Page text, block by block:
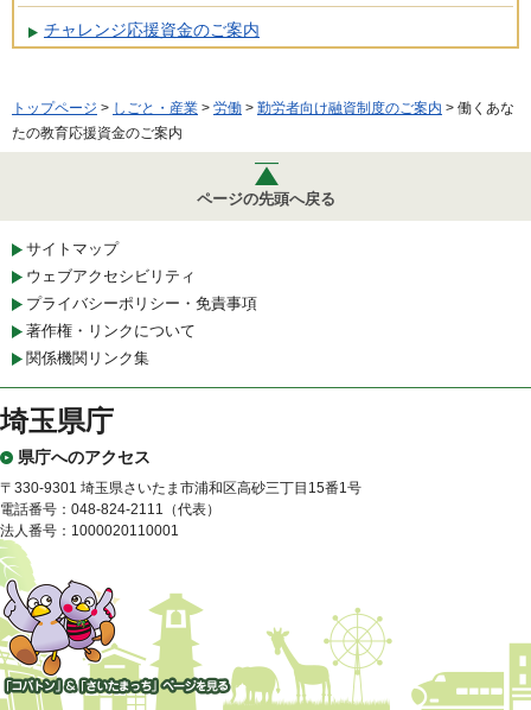
チャレンジ応援資金のご案内
トップページ > しごと・産業 > 労働 > 勤労者向け融資制度のご案内 > 働くあな
たの教育応援資金のご案内
ページの先頭へ戻る
サイトマップ
ウェブアクセシビリティ
プライバシーポリシー・免責事項
著作権・リンクについて
関係機関リンク集
埼玉県庁
県庁へのアクセス
〒330-9301 埼玉県さいたま市浦和区高砂三丁目15番1号
電話番号：048-824-2111（代表）
法人番号：1000020110001
「コバトン」&「さいたまっ